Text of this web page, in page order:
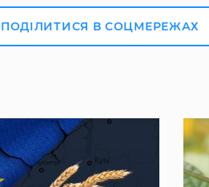
ПОДІЛИТИСЯ В СОЦМЕРЕЖАХ